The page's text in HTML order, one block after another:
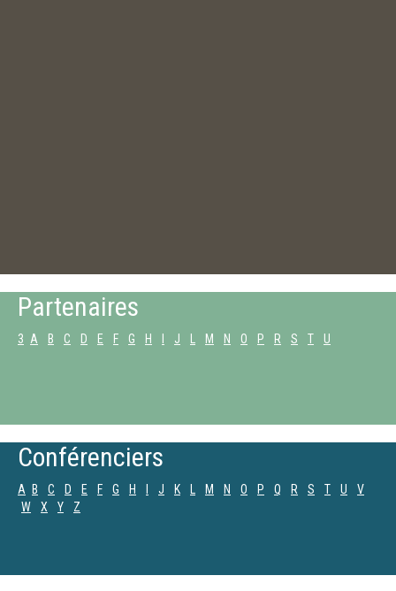
Partenaires
3 A B C D E F G H J M N O P R S T U
Conférenciers
A B C D E F G H J K M N O P Q R S T U
V
W
X Y Z